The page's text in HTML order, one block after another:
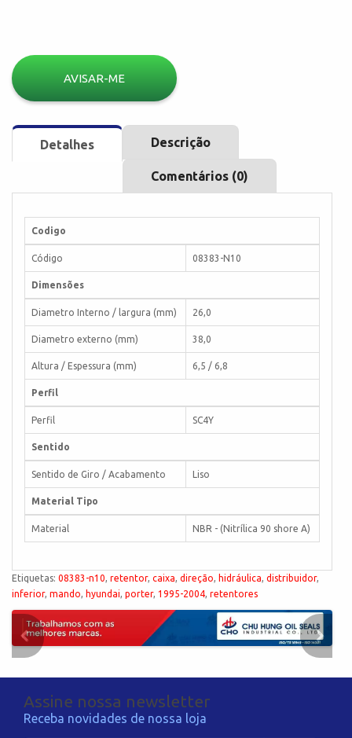
AVISAR-ME
Detalhes Descrição
Comentários (0)
Codigo
Código 08383-N10
Dimensões
Diametro Interno / largura (mm) 26,0
Diametro externo (mm) 38,0
Altura / Espessura (mm) 6,5 / 6,8
Perfil
Perfil SC4Y
Sentido
Sentido de Giro / Acabamento Liso
Material Tipo
Material NBR - (Nitrílica 90 shore A)
Etiquetas: 08383-n10, retentor, caixa, direção, hidráulica, distribuidor,
inferior, mando, hyundai, porter, 1995-2004, retentores
Assine nossa newsletter
Receba novidades de nossa loja